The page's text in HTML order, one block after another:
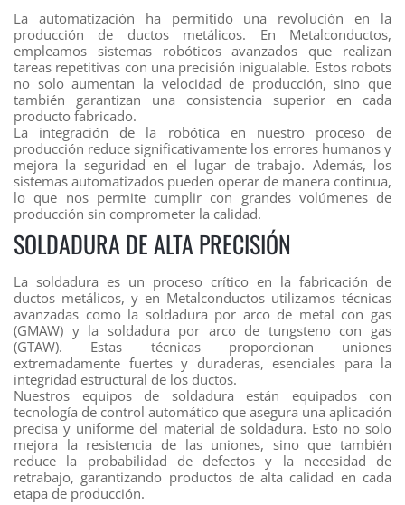
La automatización ha permitido una revolución en la
producción de ductos metálicos. En Metalconductos,
empleamos sistemas robóticos avanzados que realizan
tareas repetitivas con una precisión inigualable. Estos robots
no solo aumentan la velocidad de producción, sino que
también garantizan una consistencia superior en cada
producto fabricado.
La integración de la robótica en nuestro proceso de
producción reduce significativamente los errores humanos y
mejora la seguridad en el lugar de trabajo. Además, los
sistemas automatizados pueden operar de manera continua,
lo que nos permite cumplir con grandes volúmenes de
producción sin comprometer la calidad.
SOLDADURA DE ALTA PRECISIÓN
La soldadura es un proceso crítico en la fabricación de
ductos metálicos, y en Metalconductos utilizamos técnicas
avanzadas como la soldadura por arco de metal con gas
(GMAW) y la soldadura por arco de tungsteno con gas
(GTAW). Estas técnicas proporcionan uniones
extremadamente fuertes y duraderas, esenciales para la
integridad estructural de los ductos.
Nuestros equipos de soldadura están equipados con
tecnología de control automático que asegura una aplicación
precisa y uniforme del material de soldadura. Esto no solo
mejora la resistencia de las uniones, sino que también
reduce la probabilidad de defectos y la necesidad de
retrabajo, garantizando productos de alta calidad en cada
etapa de producción.